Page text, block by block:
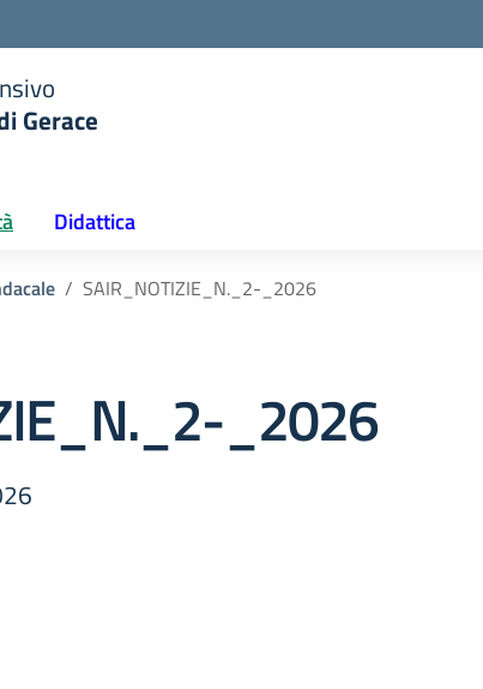
Gerace
Didattica
SAIR_NOTIZIE_N._2-_2026
_2026